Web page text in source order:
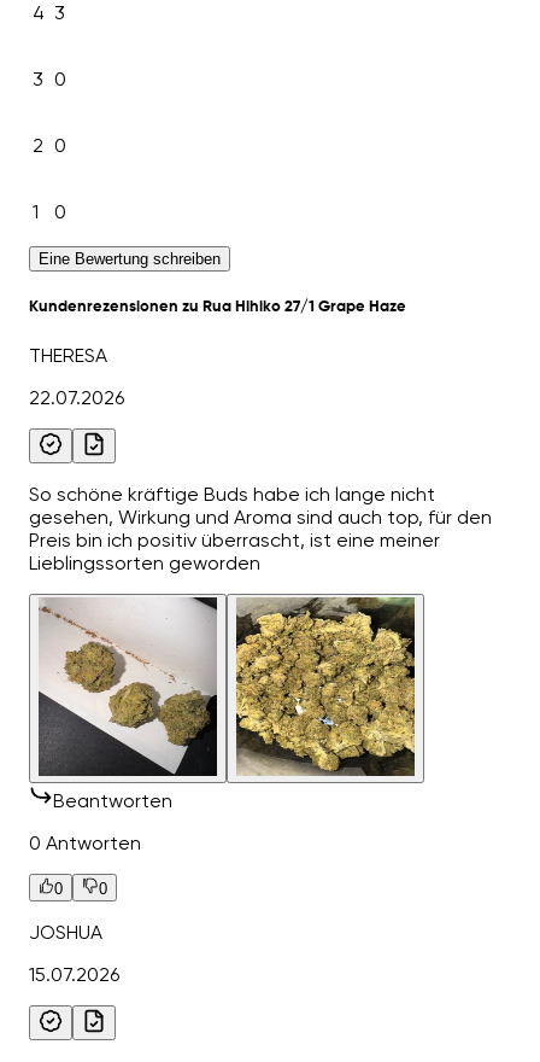
4 3
3 0
2 0
1 0
Eine Bewertung schreiben
Kundenrezensionen zu Rua Hihiko 27/1 Grape Haze
THERESA
22.07.2026
So schöne kräftige Buds habe ich lange nicht
gesehen, Wirkung und Aroma sind auch top, für den
Preis bin ich positiv überrascht, ist eine meiner
Lieblingssorten geworden
Beantworten
0 Antworten
0 0
JOSHUA
15.07.2026